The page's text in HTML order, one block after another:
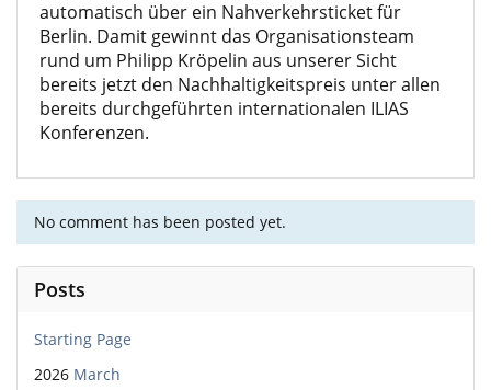
automatisch über ein Nahverkehrsticket für
Berlin. Damit gewinnt das Organisationsteam
rund um Philipp Kröpelin aus unserer Sicht
bereits jetzt den Nachhaltigkeitspreis unter allen
bereits durchgeführten internationalen ILIAS
Konferenzen.
No comment has been posted yet.
Posts
Starting Page
2026 March